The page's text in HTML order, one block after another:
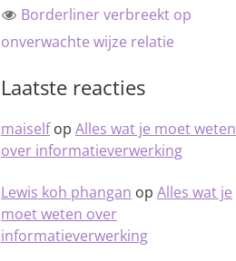
Borderliner verbreekt op
onverwachte wijze relatie
Laatste reacties
maiselfop Alles wat je moet weten
over informatieverwerking
Lewis koh phangan op Alles wat je
moet weten over
informatieverwerking